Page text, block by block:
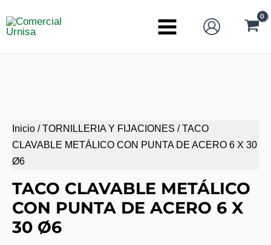
al
Main
Inicio /TORNILLERIA Y FIJACIONES / TACO
CLAVABLE METÁLICO CON PUNTA DE ACERO 6 X 30
Ø6
TACO CLAVABLE METÁLICO
CON PUNTA DE ACERO 6 X
30 Ø6